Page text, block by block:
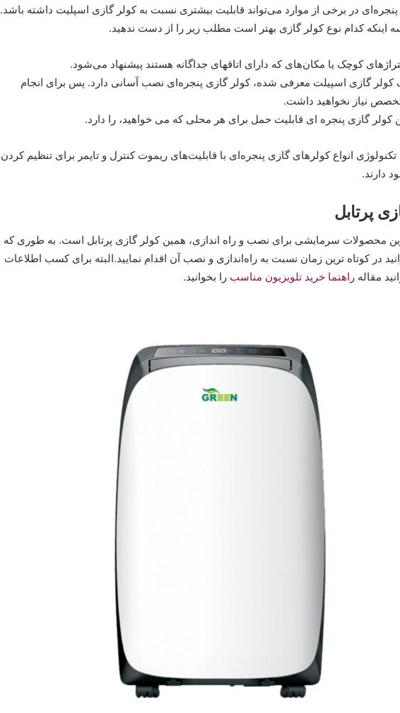
در برخی از موارد می‌تواند قابلیت بیشتری نسبت به کولر گازی اسپلیت داشته باشد.
اینکه کدام نوع کولر گازی بهتر است مطلب زیر را از دست ندهید.
کولر گازی اسپیلت معرفی شده، کولر گازی پنجره‌ای نصب آسانی دارد. پس برای انجام
نیاز نخواهید داشت.
انواع کولرهای گازی پنجره‌ای با قابلیت‌های ریموت کنترل و تایمر برای تنظیم کردن
دارند.
پرتابل
محصولات سرمایشی برای نصب و راه اندازی، همین کولر گازی پرتابل است. به طوری که
در کوتاه ترین زمان نسبت به راه‌اندازی و نصب آن اقدام نمایید.البته برای کسب اطلاعات
مقالهراهنما خرید تلویزیون مناسبرا بخوانید.